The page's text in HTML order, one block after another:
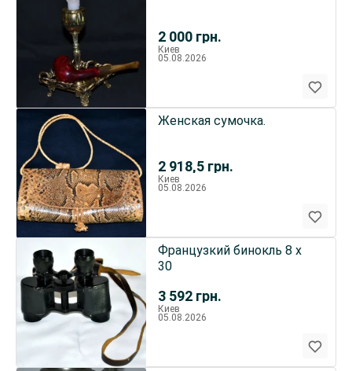
2 000 грн.
Киев
05.08.2026
2 918,5 грн.
Женская сумочка.
Киев
05.08.2026
3 592 грн.
Французкий бинокль 8 х
30
Киев
05.08.2026